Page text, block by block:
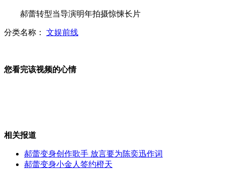
实拍台警察执法 疯狂妇人袭警下体
惊人漂移入位车技:前后车距几公分
郝蕾转型当导演明年拍摄惊悚长片
分类名称： 文娱前线
您看完该视频的心情
相关报道
郝蕾变身创作歌手 放言要为陈奕迅作词
郝蕾变身小金人签约橙天